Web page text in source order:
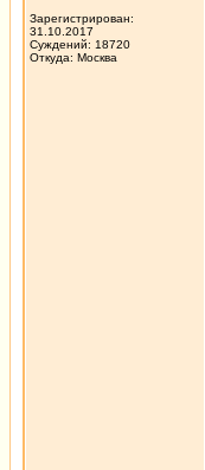
Зарегистрирован:
31.10.2017
Суждений: 18720
Откуда: Москва